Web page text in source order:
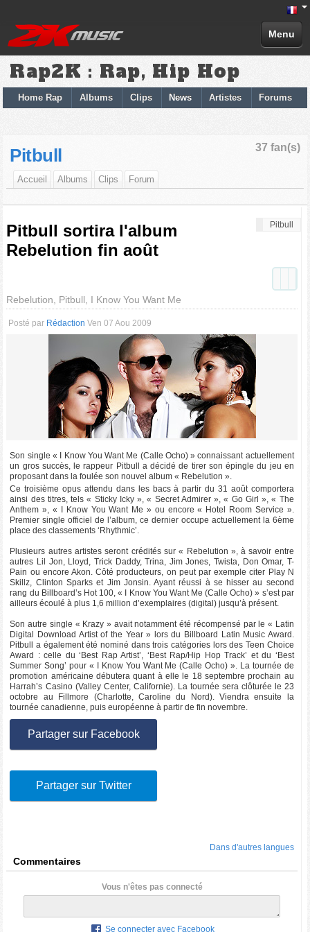
Menu
Rap2K : Rap, Hip Hop
Home Rap Albums Clips News Artistes Forums
37 fan(s)
Pitbull
Accueil Albums Clips Forum
Pitbull
Pitbull sortira l'album
Rebelution fin août
Rebelution, Pitbull, I Know You Want Me
Posté par Rédaction Ven 07 Aou 2009
Son single « I Know You Want Me (Calle Ocho) » connaissant actuellement
un gros succès, le rappeur Pitbull a décidé de tirer son épingle du jeu en
proposant dans la foulée son nouvel album « Rebelution ».
Ce troisième opus attendu dans les bacs à partir du 31 août comportera
ainsi des titres, tels « Sticky Icky », « Secret Admirer », « Go Girl », « The
Anthem », « I Know You Want Me » ou encore « Hotel Room Service ».
Premier single officiel de l’album, ce dernier occupe actuellement la 6ème
place des classements ‘Rhythmic’.
Plusieurs autres artistes seront crédités sur « Rebelution », à savoir entre
autres Lil Jon, Lloyd, Trick Daddy, Trina, Jim Jones, Twista, Don Omar, T-
Pain ou encore Akon. Côté producteurs, on peut par exemple citer Play N
Skillz, Clinton Sparks et Jim Jonsin. Ayant réussi à se hisser au second
rang du Billboard’s Hot 100, « I Know You Want Me (Calle Ocho) » s’est par
ailleurs écoulé à plus 1,6 million d’exemplaires (digital) jusqu’à présent.
Son autre single « Krazy » avait notamment été récompensé par le « Latin
Digital Download Artist of the Year » lors du Billboard Latin Music Award.
Pitbull a également été nominé dans trois catégories lors des Teen Choice
Award : celle du ‘Best Rap Artist’, ‘Best Rap/Hip Hop Track’ et du ‘Best
Summer Song’ pour « I Know You Want Me (Calle Ocho) ». La tournée de
promotion américaine débutera quant à elle le 18 septembre prochain au
Harrah’s Casino (Valley Center, Californie). La tournée sera clôturée le 23
octobre au Fillmore (Charlotte, Caroline du Nord). Viendra ensuite la
tournée canadienne, puis européenne à partir de fin novembre.
Partager sur Facebook
Partager sur Twitter
Dans d'autres langues
Commentaires
Vous n'êtes pas connecté
Se connecter avec Facebook